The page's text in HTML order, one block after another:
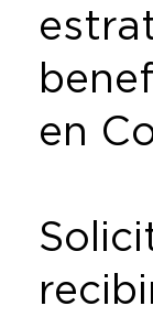
en